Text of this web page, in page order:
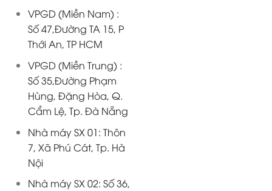
VPGD (Miền Nam) :
Số 47,Đường TA 15, P
Thới An, TP HCM
VPGD (Miền Trung) :
Số 35,Đường Phạm
Hùng, Đặng Hòa, Q.
Cẩm Lệ, Tp. Đà Nẵng
Nhà máy SX 01: Thôn
7, Xã Phú Cát, Tp. Hà
Nội
Nhà máy SX 02: Số 36,